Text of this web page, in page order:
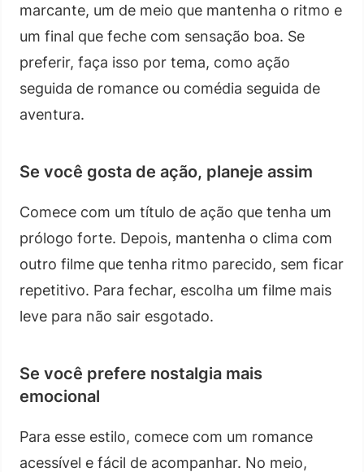
marcante, um de meio que mantenha o ritmo e
um final que feche com sensação boa. Se
preferir, faça isso por tema, como ação
seguida de romance ou comédia seguida de
aventura.
Se você gosta de ação, planeje assim
Comece com um título de ação que tenha um
prólogo forte. Depois, mantenha o clima com
outro filme que tenha ritmo parecido, sem ficar
repetitivo. Para fechar, escolha um filme mais
leve para não sair esgotado.
Se você prefere nostalgia mais
emocional
Para esse estilo, comece com um romance
acessível e fácil de acompanhar. No meio,